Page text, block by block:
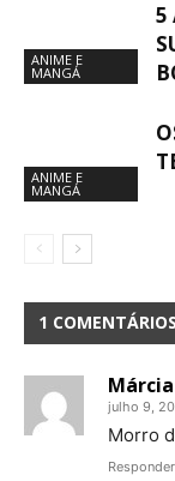
ANIME E
MANGÁ
5
ANIME E
MANGÁ
1 COMENTÁRIOS
Márcia
julho 9,
Morro
Responder